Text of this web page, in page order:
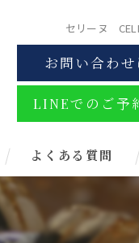
セリーヌ
お問い合わせ
LINEでのご予
よくある質問